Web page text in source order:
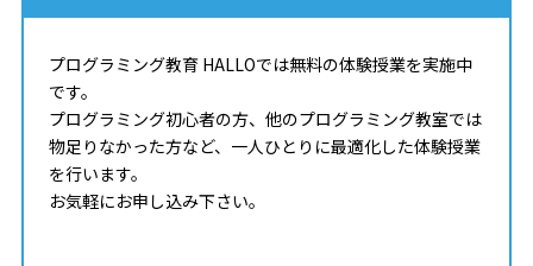
「じゅうじつしたロボットの1日！」
順次処理/繰り返し/条件分岐/簡単な変数
■中級
「ロボットの10年後の未来を考えよう」
＜学べるスキル＞
順次処理/繰り返し/複数変数
プログラミング教育 HALLOでは無料の体験授業を実施中
です。
プログラミング初心者の方、他のプログラミング教室では
物足りなかった方など、一人ひとりに最適化した体験授業
を行います。
お気軽にお申し込み下さい。